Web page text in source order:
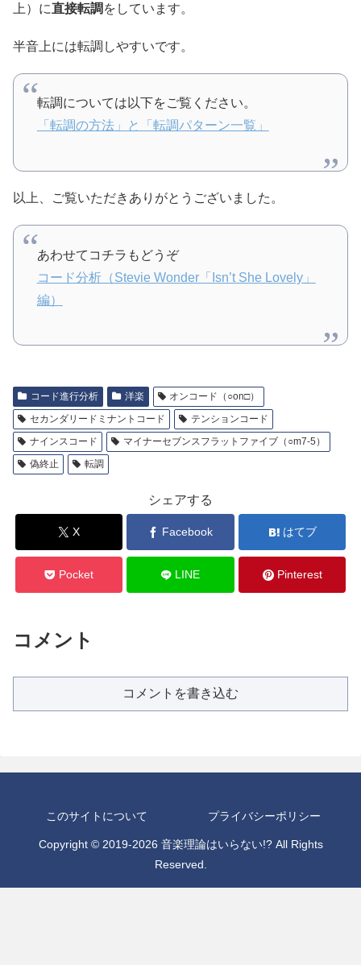
上）に直接転調 をしています。
半音上には転調しやすいです。
転調については以下をご覧ください。
「転調の方法」と「転調パターン一覧」
以上、ご覧いただきありがとうございました。
あわせてコチラもどうぞ
コード分析（Stevie Wonder「Isn’t She Lovely」
編）
コード進行分析 洋楽
オンコード（○on□）
セカンダリードミナントコード
テンションコード
ナインスコード
マイナーセブンスフラットファイブ（○m7-5）
偽終止
転調
シェアする
X Facebook はてブ
Pocket LINE Pinterest
コメント
コメントを書き込む
このサイトについて プライバシーポリシー
Copyright © 2019-2026 音楽理論はいらない!? All Rights
Reserved.